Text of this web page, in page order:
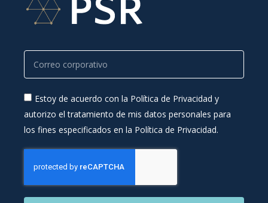
Estoy de acuerdo con la Política de Privacidad y
autorizo el tratamiento de mis datos personales para
los fines especificados en la Política de Privacidad.